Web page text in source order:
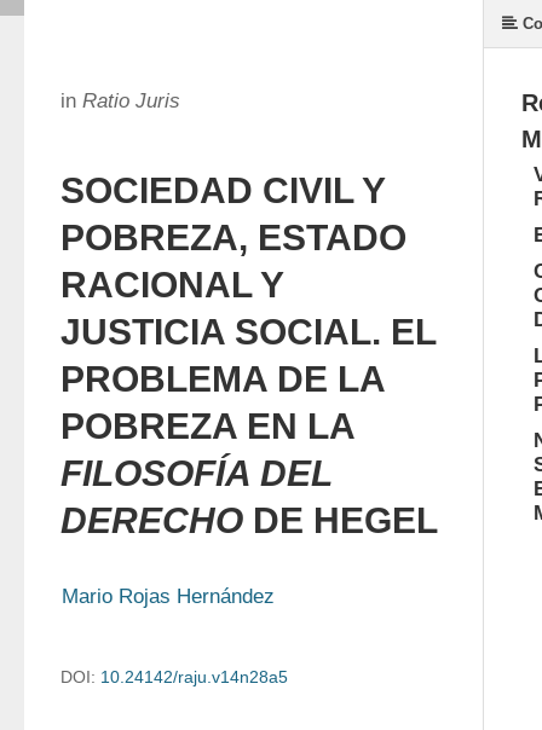
in Ratio Juris
SOCIEDAD CIVIL Y
POBREZA, ESTADO
RACIONAL Y
JUSTICIA SOCIAL. EL
PROBLEMA DE LA
POBREZA EN LA
FILOSOFÍA DEL
DERECHO DE HEGEL
Mario Rojas Hernández
DOI: 10.24142/raju.v14n28a5